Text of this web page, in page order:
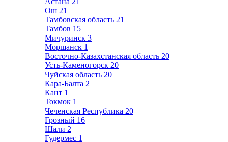
Ош 21
Тамбовская область 21
Тамбов 15
Мичуринск 3
Моршанск 1
Восточно-Казахстанская область 20
Усть-Каменогорск 20
Чуйская область 20
Кара-Балта 2
Кант 1
Токмок 1
Чеченская Республика 20
Грозный 16
Шали 2
Гудермес 1